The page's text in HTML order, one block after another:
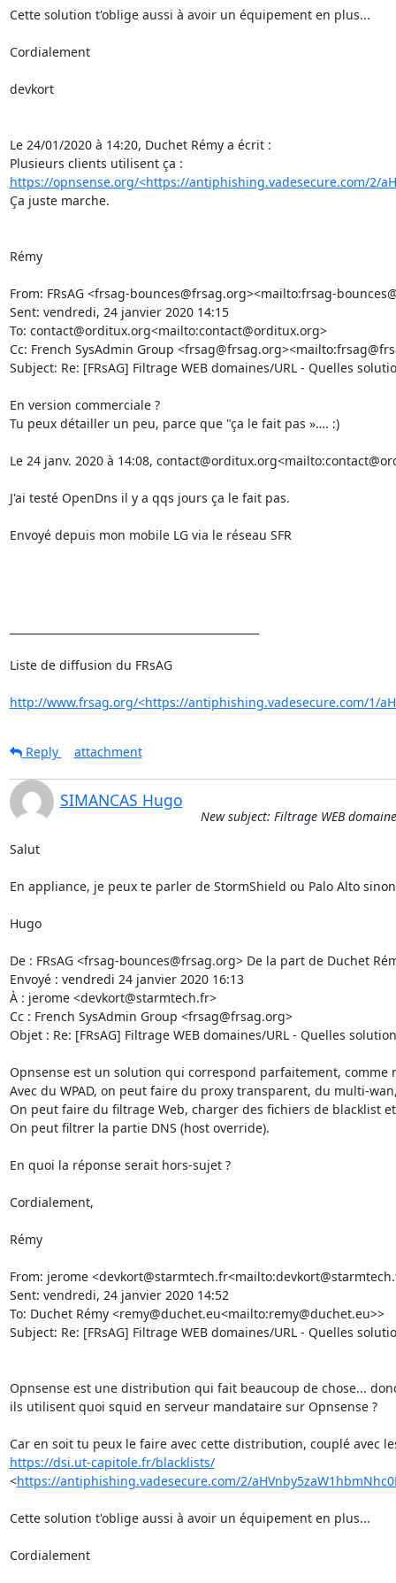
Cette solution t'oblige aussi à avoir un équipement en plus...
Cordialement
devkort
Le 24/01/2020 à 14:20, Duchet Rémy a écrit :
https://opnsense.org/<https://antiphishing.vadesecure.com/2/
Ça juste marche.
Rémy
From: FRsAG <frsag-bounces@frsag.org><mailto:frsag-
Sent: vendredi, 24 janvier 2020 14:15
To: contact@orditux.org<mailto:contact@orditux.org>
Cc: French SysAdmin Group
Subject: Re: [FRsAG] Filtrage WEB domaines/URL - Quelles
En version commerciale ?
Tu peux détailler un peu, parce que "ça le fait pas »…. :)
Le 24 janv. 2020 à 14:08,
J'ai testé OpenDns il y a qqs jours ça le fait pas.
Envoyé depuis mon mobile LG via le réseau SFR
Liste de diffusion du FRsAG
http://www.frsag.org/<https://antiphishing.vadesecure.com/1/
Reply attachment
SIMANCAS Hugo
New subject: Filtrage WEB
Salut
En appliance, je peux te parler de StormShield ou Palo Alto
Hugo
De : FRsAG <frsag-bounces@frsag.org> De la part de Duchet
Envoyé : vendredi 24 janvier 2020 16:13
À : jerome <devkort@starmtech.fr>
Cc : French SysAdmin Group <frsag@frsag.org>
Objet : Re: [FRsAG] Filtrage WEB domaines/URL - Quelles
Opnsense est un solution qui correspond parfaitement, comme
Avec du WPAD, on peut faire du proxy transparent, du multi-
On peut faire du filtrage Web, charger des fichiers de blacklist
On peut filtrer la partie DNS (host override).
En quoi la réponse serait hors-sujet ?
Cordialement,
Rémy
From: jerome
Sent: vendredi, 24 janvier 2020 14:52
To: Duchet Rémy <remy@duchet.eu<mailto:remy@duchet.eu>>
Subject: Re: [FRsAG] Filtrage WEB domaines/URL - Quelles
Opnsense est une distribution qui fait beaucoup de chose...
ils utilisent quoi squid en serveur mandataire sur Opnsense ?
https://dsi.ut-capitole.fr/blacklists/
<https://antiphishing.vadesecure.com/2/
Cette solution t'oblige aussi à avoir un équipement en plus...
Cordialement